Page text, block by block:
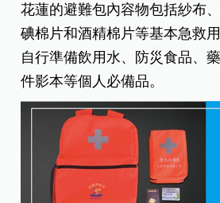
花蓮的避難包內容物包括紗布
碘棉片和酒精棉片等基本急救
自行準備飲用水、防災食品、
件影本等個人必備品。